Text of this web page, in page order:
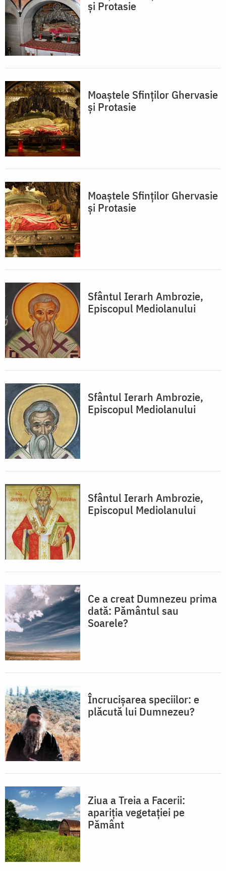
și Protasie
Moaștele Sfinților Ghervasie
și Protasie
Moaștele Sfinților Ghervasie
și Protasie
Sfântul Ierarh Ambrozie,
Episcopul Mediolanului
Sfântul Ierarh Ambrozie,
Episcopul Mediolanului
Sfântul Ierarh Ambrozie,
Episcopul Mediolanului
Ce a creat Dumnezeu prima
dată: Pământul sau
Soarele?
Încrucișarea speciilor: e
plăcută lui Dumnezeu?
Ziua a Treia a Facerii:
apariția vegetaţiei pe
Pământ